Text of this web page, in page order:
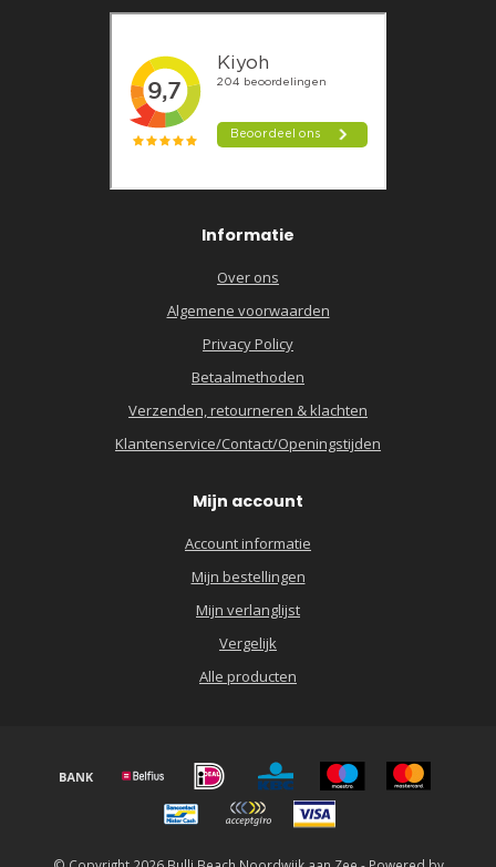
Informatie
Over ons
Algemene voorwaarden
Privacy Policy
Betaalmethoden
Verzenden, retourneren & klachten
Klantenservice/Contact/Openingstijden
Mijn account
Account informatie
Mijn bestellingen
Mijn verlanglijst
Vergelijk
Alle producten